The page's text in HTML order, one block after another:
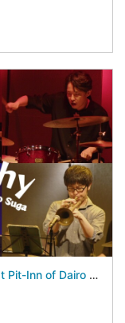
26/07/24 Eric Dolphy at the Five Spot at Pit-Inn of Dairo Suga スガダイロー 5DAYS